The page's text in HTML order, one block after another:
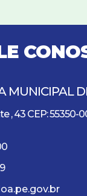
MUNICIPAL
, 43 CEP: 55350-